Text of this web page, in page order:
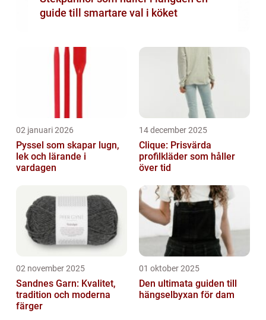
guide till smartare val i köket
02 januari 2026
Pyssel som skapar lugn,
lek och lärande i
vardagen
14 december 2025
Clique: Prisvärda
profilkläder som håller
över tid
02 november 2025
Sandnes Garn: Kvalitet,
tradition och moderna
färger
01 oktober 2025
Den ultimata guiden till
hängselbyxan för dam